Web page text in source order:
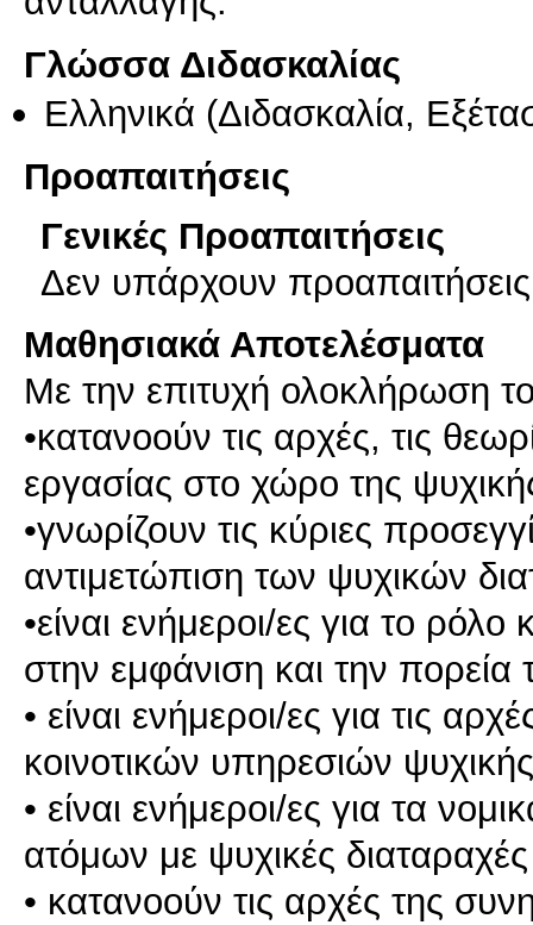
Γλώσσα Διδασκαλίας
Ελληνικά (Διδασκαλία,
Προαπαιτήσεις
Γενικές Προαπαιτήσεις
Δεν υπάρχουν
Μαθησιακά Αποτελέσματα
Με την επιτυχή ολοκλήρωση
•κατανοούν τις αρχές, τις
εργασίας στο χώρο της
•γνωρίζουν τις κύριες
αντιμετώπιση των ψυχικών
•είναι ενήμεροι/ες για το
στην εμφάνιση και την
• είναι ενήμεροι/ες για τις
κοινοτικών υπηρεσιών
• είναι ενήμεροι/ες για τα
ατόμων με ψυχικές διαταραχές
• κατανοούν τις αρχές της